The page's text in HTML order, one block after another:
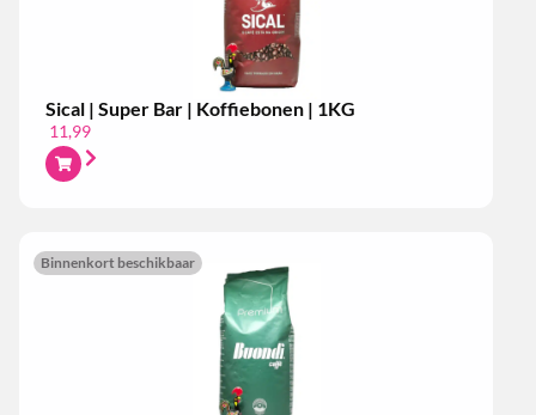
Sical | Super Bar | Koffiebonen | 1KG
11,99
Binnenkort beschikbaar